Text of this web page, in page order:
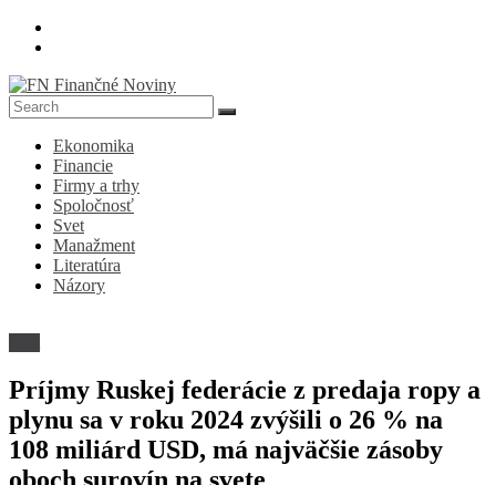
Skip
FN
Finančné
Noviny
Denník
ekonomike
spoločnosti
Ekonomika
Financie
Firmy a trhy
Spoločnosť
Svet
Manažment
Literatúra
Názory
Príjmy Ruskej federácie z predaja ropy a
plynu sa v roku 2024 zvýšili o 26 % na
108 miliárd USD, má najväčšie zásoby